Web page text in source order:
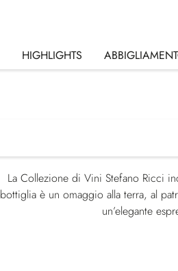
HIGHLIGHTS
La Collezione di Vini Stefano Ricci
bottiglia è un omaggio alla terra, al
un’elegante